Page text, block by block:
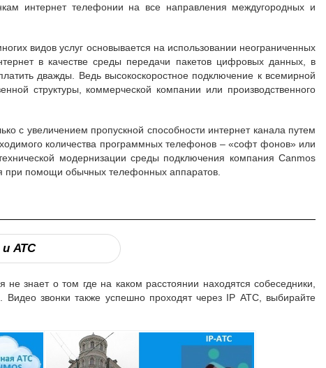
интернет телефонии на все направления междугородных и
видов услуг основывается на использовании неограниченных
в качестве среды передачи пакетов цифровых данных, в
дважды. Ведь высокоскоростное подключение к всемирной
структуры, коммерческой компании или производственного
с увеличением пропускной способности интернет канала путем
количества программных телефонов – «софт фонов» или
модернизации среды подключения компания Canmos
при помощи обычных телефонных аппаратов.
АТС
знает о том где на каком расстоянии находятся собеседники,
Видео звонки также успешно проходят через IP АТС, выбирайте